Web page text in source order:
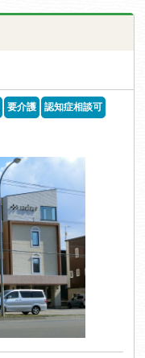
要介護 認知症相談可